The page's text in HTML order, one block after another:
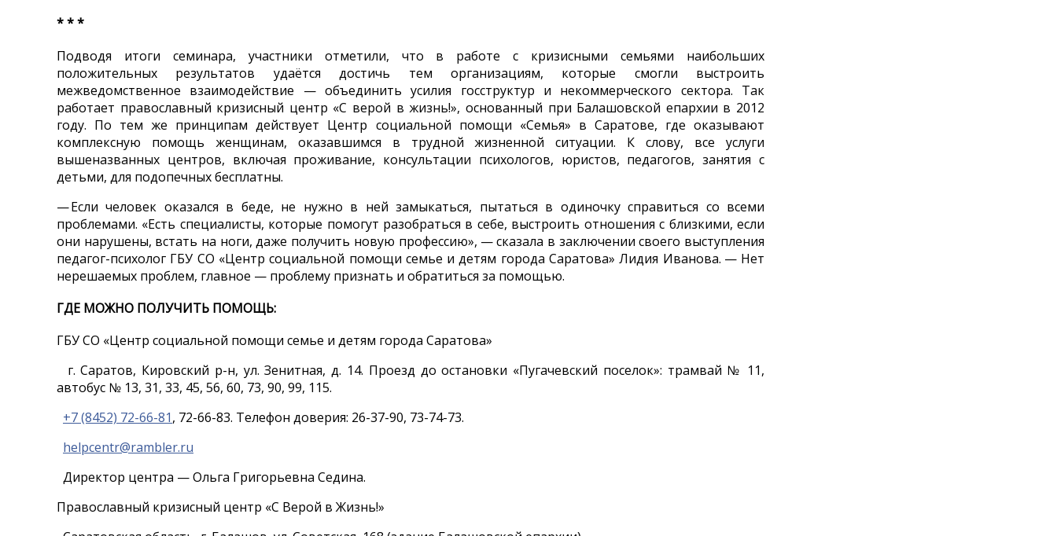
* * *
Подводя итоги семинара, участники отметили, что в работе с кризисными семьями наибольших
положительных результатов удаётся достичь тем организациям, которые смогли выстроить
межведомственное взаимодействие — объединить усилия госструктур и некоммерческого сектора. Так
работает православный кризисный центр «С верой в жизнь!», основанный при Балашовской епархии в 2012
году. По тем же принципам действует Центр социальной помощи «Семья» в Саратове, где оказывают
комплексную помощь женщинам, оказавшимся в трудной жизненной ситуации. К слову, все услуги
вышеназванных центров, включая проживание, консультации психологов, юристов, педагогов, занятия с
детьми, для подопечных бесплатны.
— Если человек оказался в беде, не нужно в ней замыкаться, пытаться в одиночку справиться со всеми
проблемами. «Есть специалисты, которые помогут разобраться в себе, выстроить отношения с близкими, если
они нарушены, встать на ноги, даже получить новую профессию», — сказала в заключении своего выступления
педагог-психолог ГБУ СО «Центр социальной помощи семье и детям города Саратова» Лидия Иванова. — Нет
нерешаемых проблем, главное — проблему признать и обратиться за помощью.
ГДЕ МОЖНО ПОЛУЧИТЬ ПОМОЩЬ:
ГБУ СО «Центр социальной помощи семье и детям города Саратова»
г. Саратов, Кировский р-н, ул. Зенитная, д. 14. Проезд до остановки «Пугачевский поселок»: трамвай № 11,
автобус № 13, 31, 33, 45, 56, 60, 73, 90, 99, 115.
+7 (8452) 72-66-81, 72-66-83. Телефон доверия: 26-37-90, 73-74-73.
helpcentr@rambler.ru
Директор центра — Ольга Григорьевна Седина.
Православный кризисный центр «С Верой в Жизнь!»